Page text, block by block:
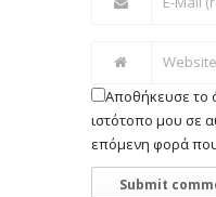
Αποθήκευσε το
ιστότοπο μου σε
επόμενη φορά